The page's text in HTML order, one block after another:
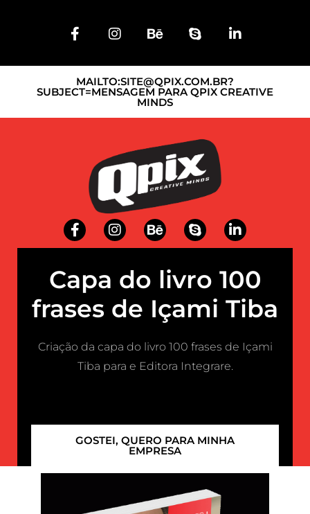
MAILTO:SITE@QPIX.COM.BR?
SUBJECT=MENSAGEM PARA QPIX CREATIVE
MINDS
Capa do livro 100
frases de Içami Tiba
Criação da capa do livro 100 frases de Içami
Tiba para e Editora Integrare.
GOSTEI, QUERO PARA MINHA
EMPRESA